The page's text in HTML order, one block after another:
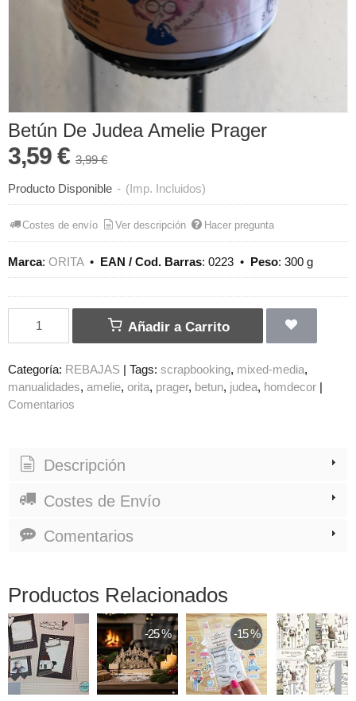
Betún De Judea Amelie Prager
3,59 € 3,99 €
Producto Disponible - (Imp. Incluidos)
Costes de envío Ver descripción Hacer pregunta
Marca: ORITA• EAN / Cod. Barras: 0223 • Peso: 300 g
Añadir a Carrito
Categoría: REBAJAS | Tags: scrapbooking mixed-media
manualidades amelie orita prager betun judea homdecor |
Comentarios
Descripción
Costes de Envío
Comentarios
Productos Relacionados
-25 % -15 %